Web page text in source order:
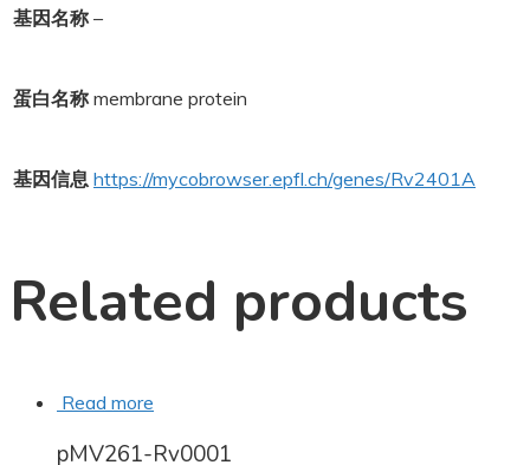
基因名称 –
蛋白名称 membrane protein
基因信息 https://mycobrowser.epfl.ch/genes/Rv2401A
Related products
Read more
pMV261-Rv0001